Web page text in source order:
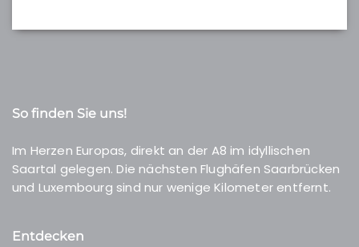
So finden Sie uns!
Im Herzen Europas, direkt an der A8 im idyllischen
Saartal gelegen. Die nächsten Flughäfen Saarbrücken
und Luxembourg sind nur wenige Kilometer entfernt.
Entdecken